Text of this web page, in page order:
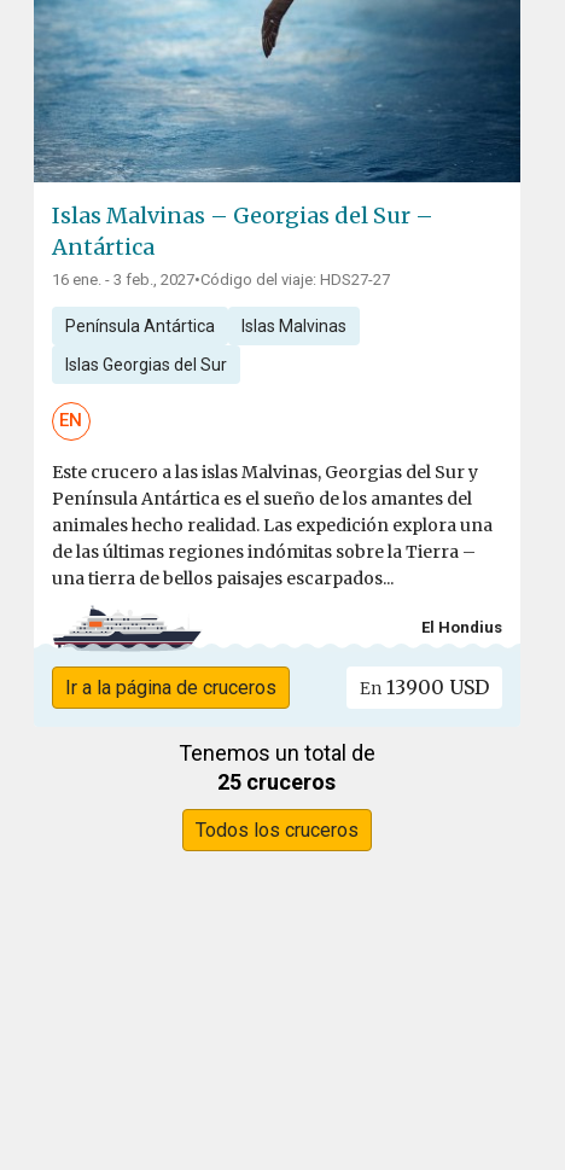
Islas Malvinas – Georgias del Sur –
Antártica
16 ene. - 3 feb., 2027•Código del viaje: HDS27-27
Península Antártica Islas Malvinas
Islas Georgias del Sur
EN
Este crucero a las islas Malvinas, Georgias del Sur y
Península Antártica es el sueño de los amantes del
animales hecho realidad. Las expedición explora una
de las últimas regiones indómitas sobre la Tierra –
una tierra de bellos paisajes escarpados...
El Hondius
Ir a la página de cruceros En 13900 USD
Tenemos un total de
25 cruceros
Todos los cruceros